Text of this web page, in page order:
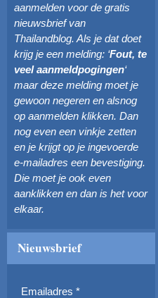
aanmelden voor de gratis
nieuwsbrief van
Thailandblog. Als je dat doet
krijg je een melding: ‘Fout, te
veel aanmeldpogingen‘
maar deze melding moet je
gewoon negeren en alsnog
op aanmelden klikken. Dan
nog even een vinkje zetten
en je krijgt op je ingevoerde
e-mailadres een bevestiging.
Die moet je ook even
aanklikken en dan is het voor
elkaar.
Nieuwsbrief
Emailadres *